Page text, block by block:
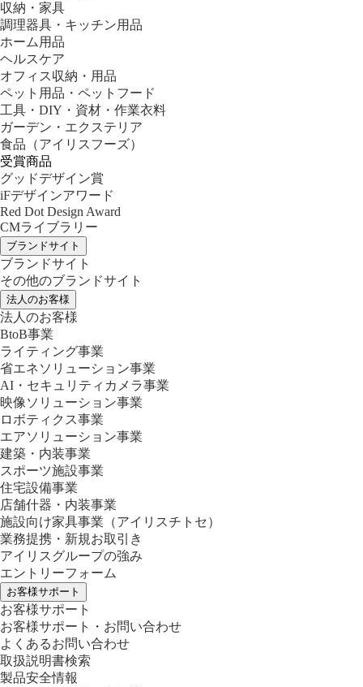
収納・家具
調理器具・キッチン用品
ホーム用品
ヘルスケア
オフィス収納・用品
ペット用品・ペットフード
工具・DIY・資材・作業衣料
ガーデン・エクステリア
食品 （アイリスフーズ）
受賞商品
グッドデザイン賞
iFデザインアワード
Red Dot Design Award
CMライブラリー
ブランドサイト
ブランドサイト
その他のブランドサイト
法人のお客様
法人のお客様
BtoB事業
ライティング事業
省エネソリューション事業
AI・セキュリティカメラ事業
映像ソリューション事業
ロボティクス事業
エアソリューション事業
建築・内装事業
スポーツ施設事業
住宅設備事業
店舗什器・内装事業
施設向け家具事業 （アイリスチトセ）
業務提携・新規お取引き
アイリスグループの強み
エントリーフォーム
お客様サポート
お客様サポート
お客様サポート・お問い合わせ
よくあるお問い合わせ
取扱説明書検索
製品安全情報